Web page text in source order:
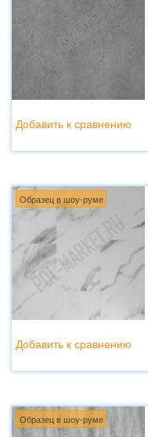
Добавить к сравнению
Образец в шоу-руме
Добавить к сравнению
Образец в шоу-руме